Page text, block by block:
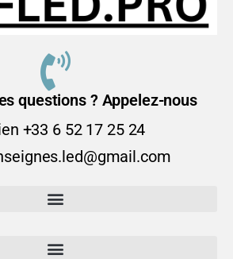
questions ? Appelez-nous
+33 6 52 17 25 24